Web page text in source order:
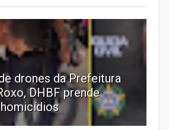
drones da Prefeitura
DHBF prende